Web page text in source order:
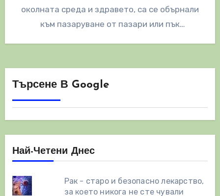
околната среда и здравето, са се обърнали
към пазаруване от пазари или пък
Търсене В Google
Най-Четени Днес
Рак - старо и безопасно лекарство,
за което никога не сте чували